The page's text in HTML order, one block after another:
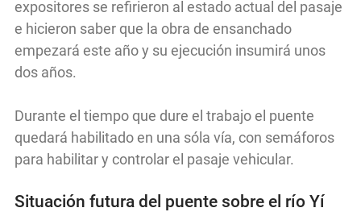
expositores se refirieron al estado actual del pasaje
e hicieron saber que la obra de ensanchado
empezará este año y su ejecución insumirá unos
dos años.
Durante el tiempo que dure el trabajo el puente
quedará habilitado en una sóla vía, con semáforos
para habilitar y controlar el pasaje vehicular.
Situación futura del puente sobre el río Yí